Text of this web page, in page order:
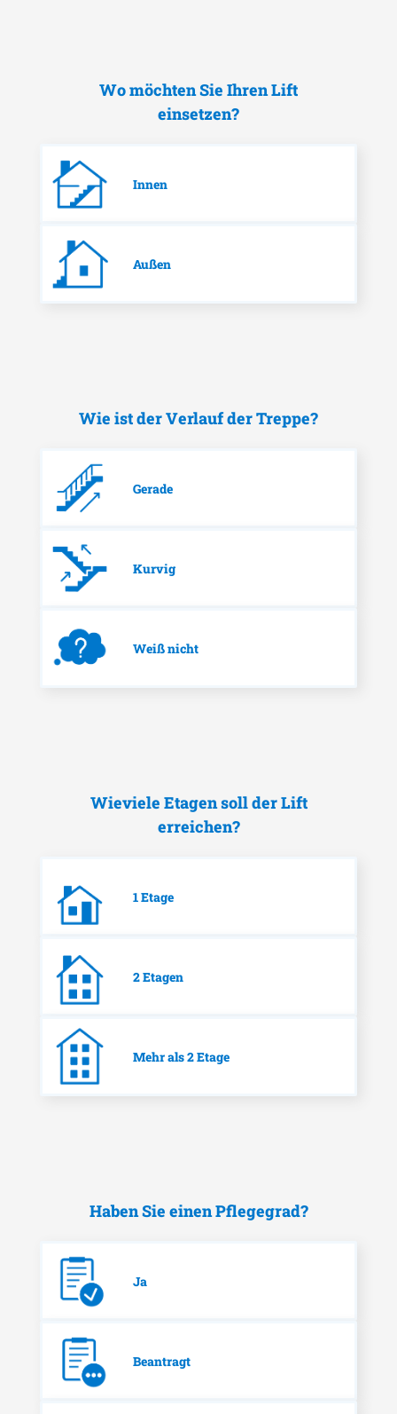
Wo möchten Sie Ihren Lift
einsetzen?
Innen
Außen
Wie ist der Verlauf der Treppe?
Gerade
Kurvig
Weiß nicht
Wieviele Etagen soll der Lift
erreichen?
1 Etage
2 Etagen
Mehr als 2 Etage
Haben Sie einen Pflegegrad?
Ja
Beantragt